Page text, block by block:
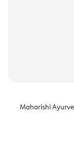
Maharishi